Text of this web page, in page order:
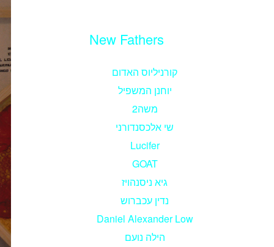
New Fathers
קורניליוס האדום
יוחנן המשפיל
משה2
שי אלכסנדורני
Lucifer
GOAT
גיא ניסנהויז
נדין עכברוש
Daniel Alexander Low
הילה נועם